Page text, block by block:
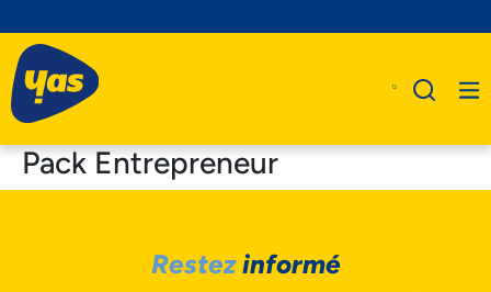
Pack Entrepreneur
Restezinformé